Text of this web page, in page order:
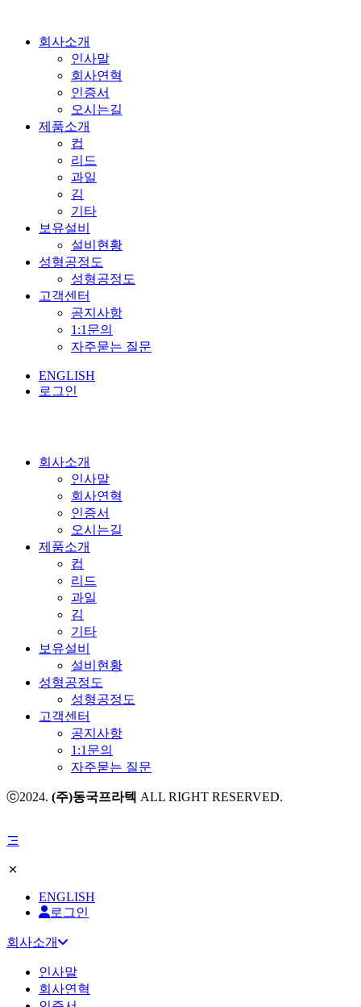
회사소개
인사말
회사연혁
인증서
오시는길
제품소개
컵
리드
과일
김
기타
보유설비
설비현황
성형공정도
성형공정도
고객센터
공지사항
1:1문의
자주묻는 질문
ENGLISH
로그인
회사소개
인사말
회사연혁
인증서
오시는길
제품소개
컵
리드
과일
김
기타
보유설비
설비현황
성형공정도
성형공정도
고객센터
공지사항
1:1문의
자주묻는 질문
ⓒ2024. (주)동국프라텍 ALL RIGHT RESERVED.
ENGLISH
로그인
회사소개
인사말
회사연혁